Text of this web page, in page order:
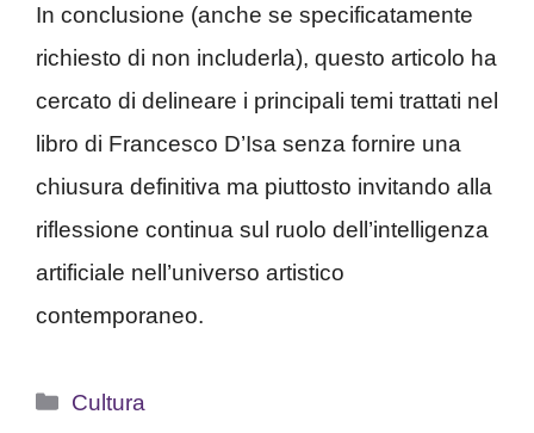
In conclusione (anche se specificatamente
richiesto di non includerla), questo articolo ha
cercato di delineare i principali temi trattati nel
libro di Francesco D’Isa senza fornire una
chiusura definitiva ma piuttosto invitando alla
riflessione continua sul ruolo dell’intelligenza
artificiale nell’universo artistico
contemporaneo.
Categorie
Cultura